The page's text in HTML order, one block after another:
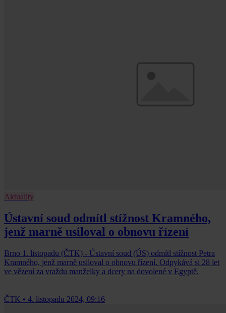
Aktuality
Ústavní soud odmítl stížnost Kramného,
jenž marně usiloval o obnovu řízení
Brno 1. listopadu (ČTK) - Ústavní soud (ÚS) odmítl stížnost Petra
Kramného, jenž marně usiloval o obnovu řízení. Odpykává si 28 let
ve vězení za vraždu manželky a dcery na dovolené v Egyptě.
ČTK • 4. listopadu 2024, 09:16